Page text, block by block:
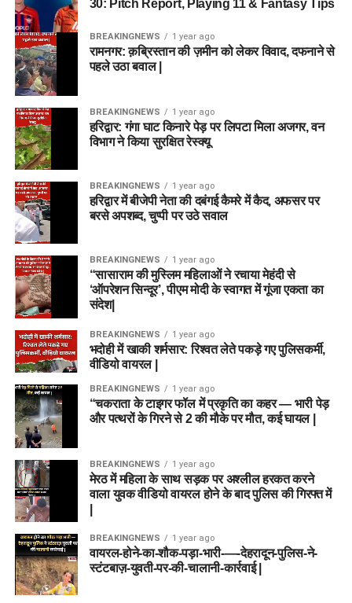
30: Pitch Report, Playing 11 & Fantasy Tips
BREAKINGNEWS 1 year ago
रामनगर: क़ब्रिस्तान की ज़मीन को लेकर विवाद, दफनाने से
पहले उठा बवाल |
BREAKINGNEWS 1 year ago
हरिद्वार: गंगा घाट किनारे पेड़ पर लिपटा मिला अजगर, वन
विभाग ने किया सुरक्षित रेस्क्यू
BREAKINGNEWS 1 year ago
हरिद्वार में बीजेपी नेता की दबंगई कैमरे में कैद, अफसर पर
बरसे अपशब्द, चुप्पी पर उठे सवाल
BREAKINGNEWS 1 year ago
“सासाराम की मुस्लिम महिलाओं ने रचाया मेहंदी से
‘ऑपरेशन सिन्दूर’, पीएम मोदी के स्वागत में गूंजा एकता का
संदेश|
BREAKINGNEWS 1 year ago
भदोही में खाकी शर्मसार: रिश्वत लेते पकड़े गए पुलिसकर्मी,
वीडियो वायरल |
BREAKINGNEWS 1 year ago
“चकराता के टाइगर फॉल में प्रकृति का कहर — भारी पेड़
और पत्थरों के गिरने से 2 की मौके पर मौत, कई घायल |
BREAKINGNEWS 1 year ago
मेरठ में महिला के साथ सड़क पर अश्लील हरकत करने
वाला युवक वीडियो वायरल होने के बाद पुलिस की गिरफ्त में
BREAKINGNEWS 1 year ago
वायरल-होने-का-शौक-पड़ा-भारी-—-देहरादून-पुलिस-ने-
स्टंटबाज़-युवती-पर-की-चालानी-कार्रवाई |